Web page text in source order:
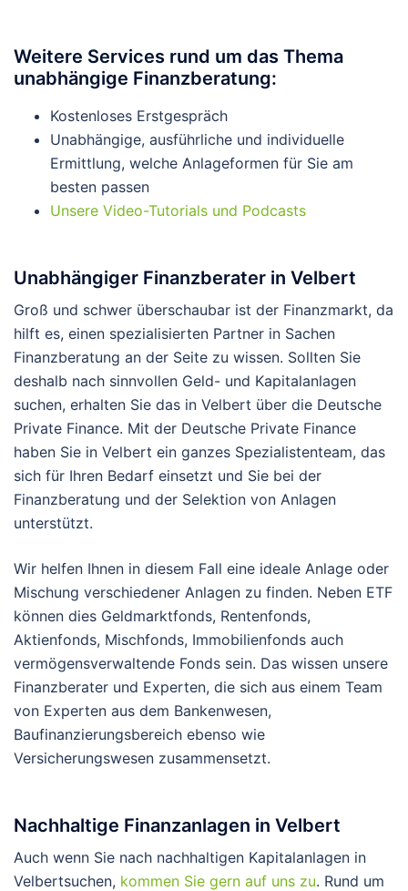
Weitere Services rund um das Thema
unabhängige Finanzberatung:
Kostenloses Erstgespräch
Unabhängige, ausführliche und individuelle
Ermittlung, welche Anlageformen für Sie am
besten passen
Unsere Video-Tutorials und Podcasts
Unabhängiger Finanzberater in Velbert
Groß und schwer überschaubar ist der Finanzmarkt, da
hilft es, einen spezialisierten Partner in Sachen
Finanzberatung an der Seite zu wissen. Sollten Sie
deshalb nach sinnvollen Geld- und Kapitalanlagen
suchen, erhalten Sie das in Velbert über die Deutsche
Private Finance. Mit der Deutsche Private Finance
haben Sie in Velbert ein ganzes Spezialistenteam, das
sich für Ihren Bedarf einsetzt und Sie bei der
Finanzberatung und der Selektion von Anlagen
unterstützt.
Wir helfen Ihnen in diesem Fall eine ideale Anlage oder
Mischung verschiedener Anlagen zu finden. Neben ETF
können dies Geldmarktfonds, Rentenfonds,
Aktienfonds, Mischfonds, Immobilienfonds auch
vermögensverwaltende Fonds sein. Das wissen unsere
Finanzberater und Experten, die sich aus einem Team
von Experten aus dem Bankenwesen,
Baufinanzierungsbereich ebenso wie
Versicherungswesen zusammensetzt.
Nachhaltige Finanzanlagen in Velbert
Auch wenn Sie nach nachhaltigen Kapitalanlagen in
Velbertsuchen, kommen Sie gern auf uns zu. Rund um